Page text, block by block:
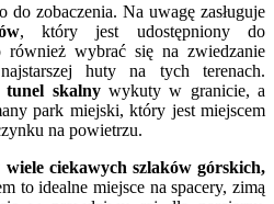
do zobaczenia. Na uwagę zasługuje
, który jest udostępniony do
również wybrać się na zwiedzanie
huty na tych terenach.
tunel skalny wykuty w granicie, a
park miejski, który jest miejscem
na powietrzu.
wiele ciekawych szlaków górskich,
to idealne miejsce na spacery, zimą